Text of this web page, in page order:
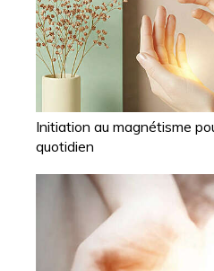
Initiation au magnétisme
quotidien